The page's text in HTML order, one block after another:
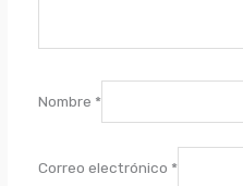
Nombre *
Correo electrónico *